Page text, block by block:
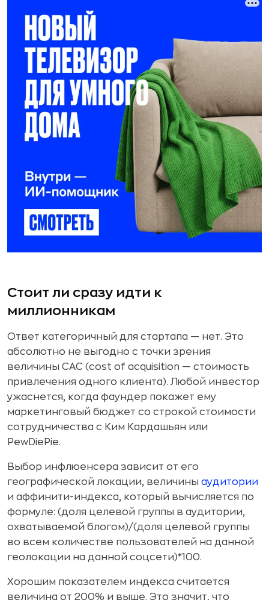
Стоит ли сразу идти к
миллионникам
Ответ категоричный для стартапа — нет. Это
абсолютно не выгодно с точки зрения
величины CAC (cost of acquisition — стоимость
привлечения одного клиента). Любой инвестор
ужаснется, когда фаундер покажет ему
маркетинговый бюджет со строкой стоимости
сотрудничества с Ким Кардашьян или
PewDiePie.
Выбор инфлюенсера зависит от его
географической локации, величины аудитории
и аффинити-индекса, который вычисляется по
формуле: (доля целевой группы в аудитории,
охватываемой блогом)/(доля целевой группы
во всем количестве пользователей на данной
геолокации на данной соцсети)*100.
Хорошим показателем индекса считается
величина от 200% и выше. Это значит, что